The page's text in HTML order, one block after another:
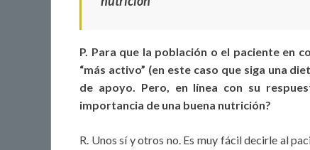
P. Para que la población o el paciente en
“más activo” (en este caso que siga una
de apoyo. Pero, en línea con su
importancia de una buena nutrición?
R. Unos sí y otros no. Es muy fácil decirle al